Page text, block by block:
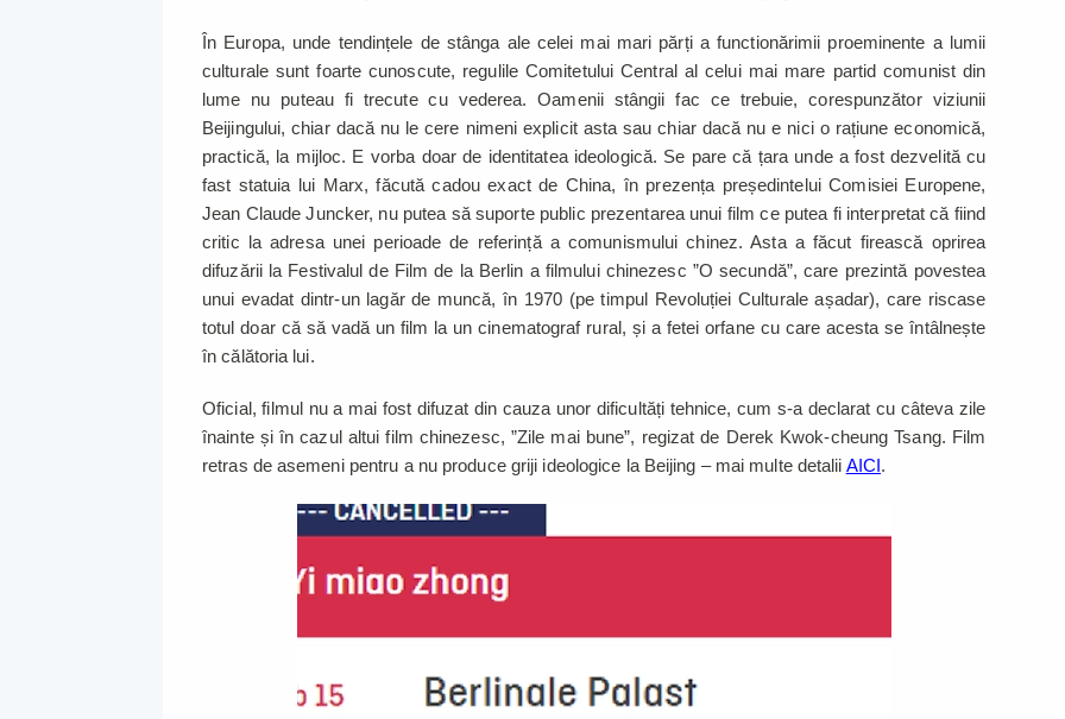
În Europa, unde tendințele de stânga ale celei mai mari părți a functionărimii proeminente a lumii
culturale sunt foarte cunoscute, regulile Comitetului Central al celui mai mare partid comunist din
lume nu puteau fi trecute cu vederea. Oamenii stângii fac ce trebuie, corespunzător viziunii
Beijingului, chiar dacă nu le cere nimeni explicit asta sau chiar dacă nu e nici o rațiune economică,
practică, la mijloc. E vorba doar de identitatea ideologică. Se pare că țara unde a fost dezvelită cu
fast statuia lui Marx, făcută cadou exact de China, în prezența președintelui Comisiei Europene,
Jean Claude Juncker, nu putea să suporte public prezentarea unui film ce putea fi interpretat că fiind
critic la adresa unei perioade de referință a comunismului chinez. Asta a făcut firească oprirea
difuzării la Festivalul de Film de la Berlin a filmului chinezesc ”O secundă”, care prezintă povestea
unui evadat dintr-un lagăr de muncă, în 1970 (pe timpul Revoluției Culturale așadar), care riscase
totul doar că să vadă un film la un cinematograf rural, și a fetei orfane cu care acesta se întâlnește
în călătoria lui.
Oficial, filmul nu a mai fost difuzat din cauza unor dificultăți tehnice, cum s-a declarat cu câteva zile
înainte și în cazul altui film chinezesc, ”Zile mai bune”, regizat de Derek Kwok-cheung Tsang. Film
retras de asemeni pentru a nu produce griji ideologice la Beijing – mai multe detalii AICI.